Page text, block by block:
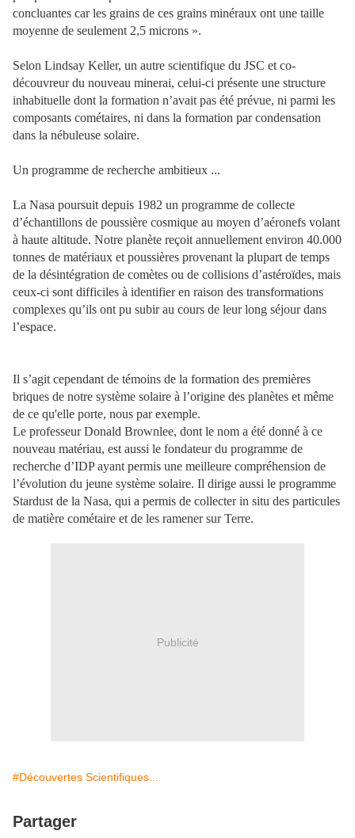
concluantes car les grains de ces grains minéraux ont une taille
moyenne de seulement 2,5 microns ».
Selon Lindsay Keller, un autre scientifique du JSC et co-
découvreur du nouveau minerai, celui-ci présente une structure
inhabituelle dont la formation n’avait pas été prévue, ni parmi les
composants cométaires, ni dans la formation par condensation
dans la nébuleuse solaire.
Un programme de recherche ambitieux ...
La Nasa poursuit depuis 1982 un programme de collecte
d’échantillons de poussière cosmique au moyen d’aéronefs volant
à haute altitude. Notre planète reçoit annuellement environ 40.000
tonnes de matériaux et poussières provenant la plupart de temps
de la désintégration de comètes ou de collisions d’astéroïdes, mais
ceux-ci sont difficiles à identifier en raison des transformations
complexes qu’ils ont pu subir au cours de leur long séjour dans
l’espace.
Il s’agit cependant de témoins de la formation des premières
briques de notre système solaire à l’origine des planètes et même
de ce qu'elle porte, nous par exemple.
Le professeur Donald Brownlee, dont le nom a été donné à ce
nouveau matériau, est aussi le fondateur du programme de
recherche d’IDP ayant permis une meilleure compréhension de
l’évolution du jeune système solaire. Il dirige aussi le programme
Stardust de la Nasa, qui a permis de collecter in situ des particules
de matière cométaire et de les ramener sur Terre.
Publicité
#Découvertes Scientifiques...
Partager